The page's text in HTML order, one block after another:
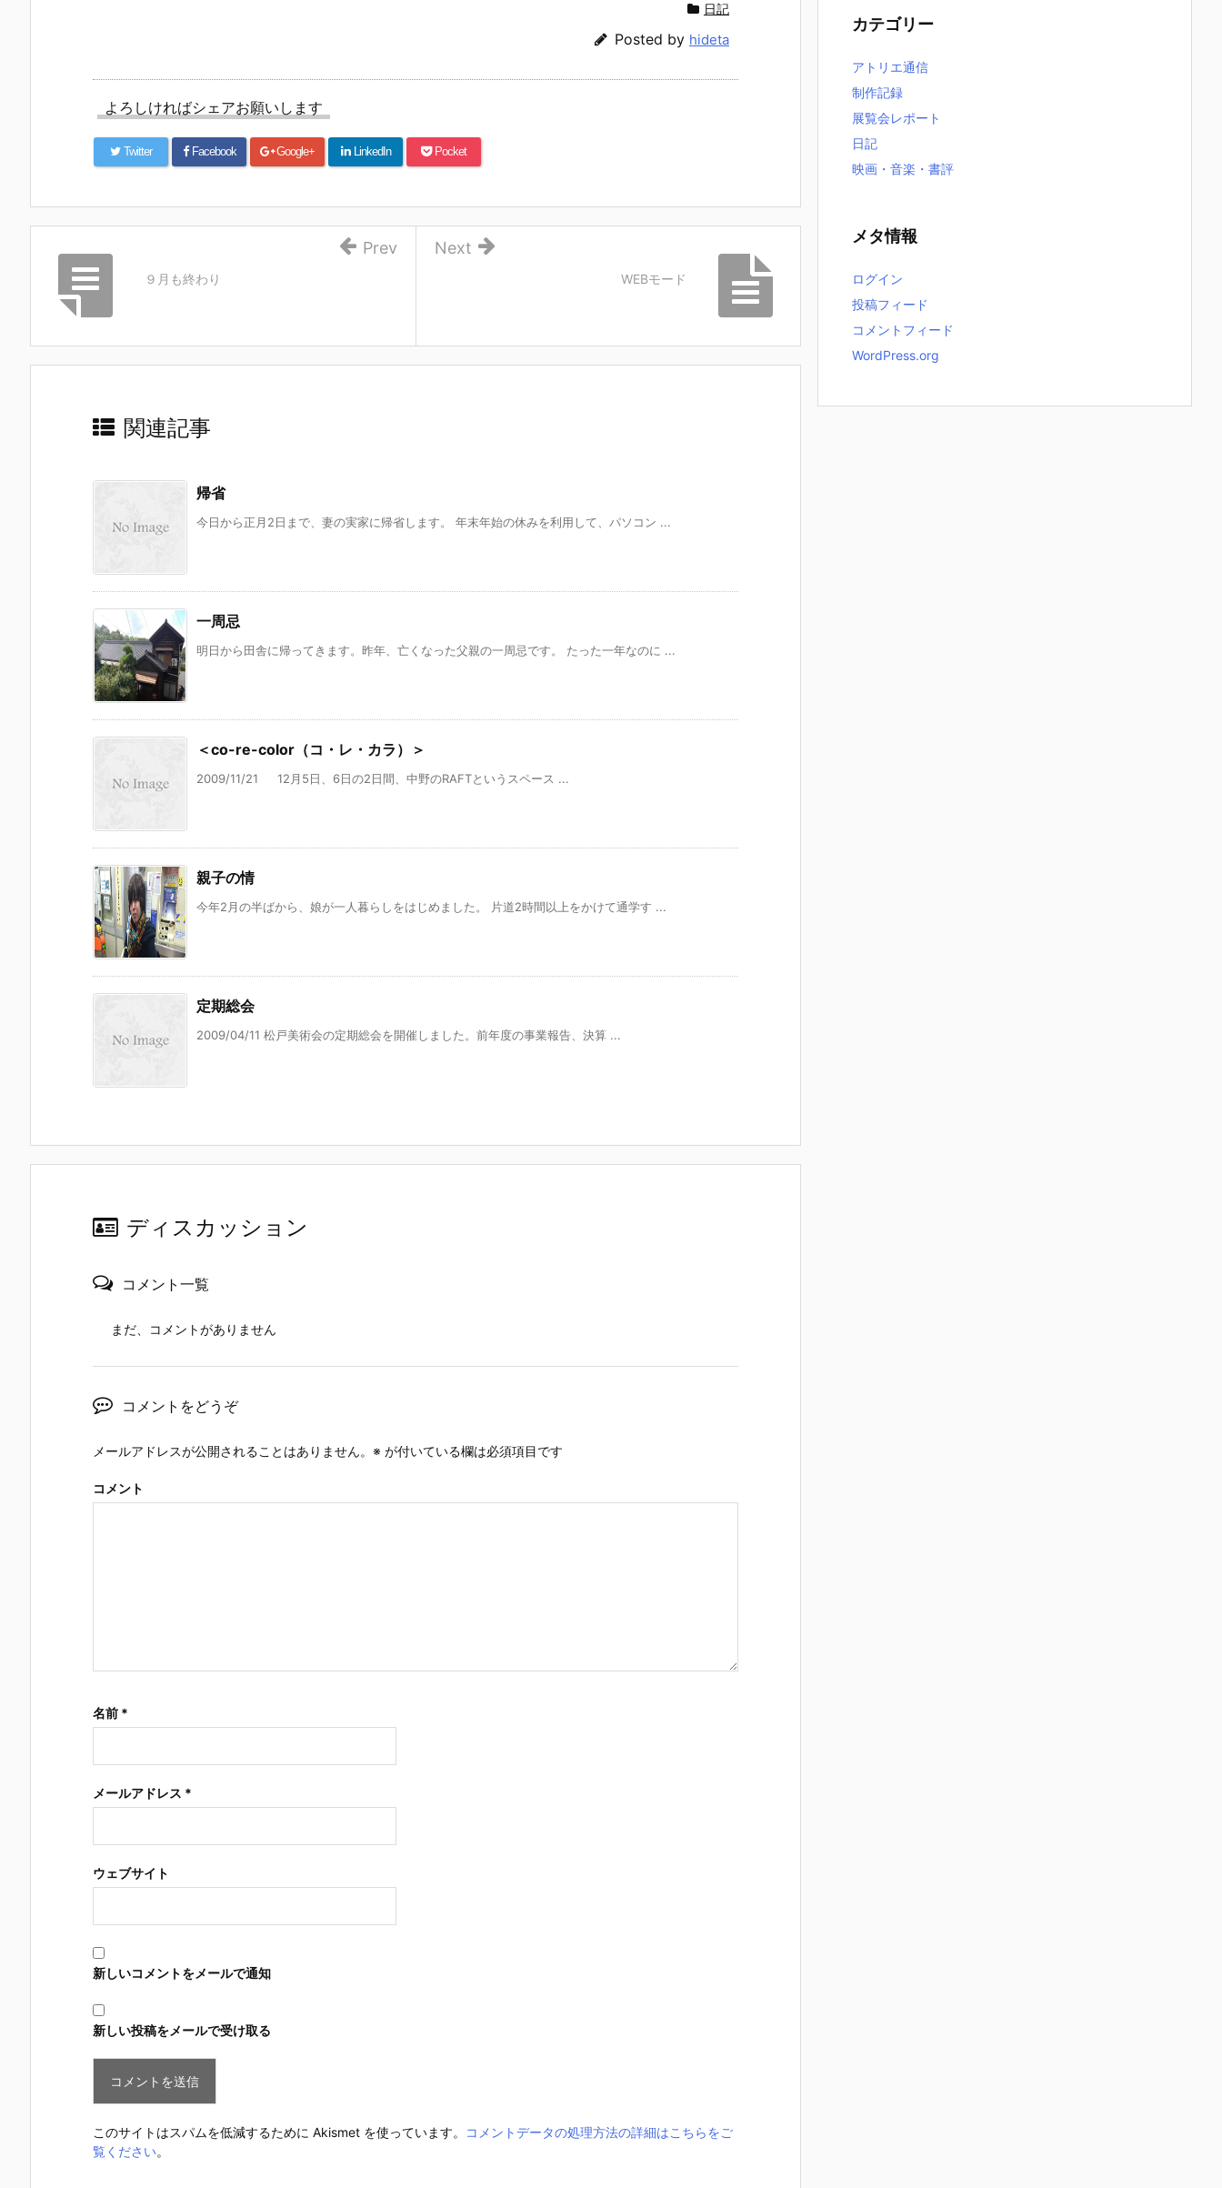
日記
Posted by hideta
よろしければシェアお願いします
Twitter Facebook Google+ LinkedIn Pocket
WEBモード
Next
９月も終わり
Prev
関連記事
帰省
今日から正月2日まで、妻の実家に帰省します。 年末年始の休みを利用して、パソコン ...
一周忌
明日から田舎に帰ってきます。昨年、亡くなった父親の一周忌です。 たった一年なのに ...
＜co-re-color（コ・レ・カラ）＞
2009/11/21 12月5日、6日の2日間、中野のRAFTというスペース ...
親子の情
今年2月の半ばから、娘が一人暮らしをはじめました。 片道2時間以上をかけて通学す ...
定期総会
2009/04/11 松戸美術会の定期総会を開催しました。前年度の事業報告、決算 ...
ディスカッション
コメント一覧
まだ、コメントがありません
コメントをどうぞ
メールアドレスが公開されることはありません。 ※ が付いている欄は必須項目です
コメント
名前 *
メールアドレス *
ウェブサイト
新しいコメントをメールで通知
新しい投稿をメールで受け取る
このサイトはスパムを低減するために Akismet を使っています。
コメントデータの処理方法の詳細はこちらをご
覧ください。
ブ
カテゴリー
アトリエ通信
制作記録
展覧会レポート
日記
映画・音楽・書評
メタ情報
ログイン
投稿フィード
コメントフィード
WordPress.org